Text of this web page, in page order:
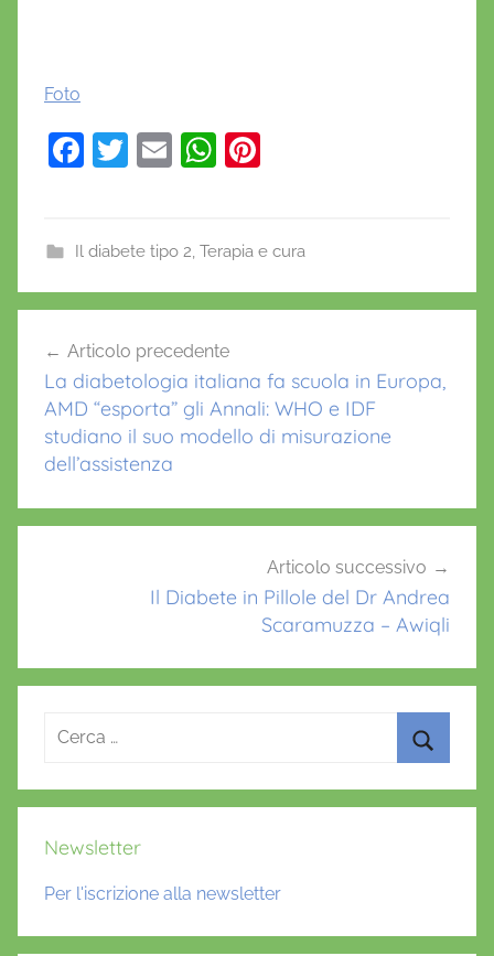
Foto
F
e
b
o
k
T
er
E
l
W
s
A
p
e
st
Il diabete tipo 2, Terapia e cura
A
q
i
articoli
Articolo precedente
La diabetologia italiana fa scuola in Europa,
AMD “esporta” gli Annali: WHO e IDF
studiano il suo modello di misurazione
dell’assistenza
Articolo successivo
Il Diabete in Pillole del Dr Andrea
Scaramuzza – Awiqli
Ricerca
Newsletter
Per l'iscrizione alla newsletter